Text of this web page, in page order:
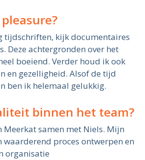
tijdschriften, kijk documentaires
Deze achtergronden over het
boeiend. Verder houd ik ook
en gezelligheid. Alsof de tijd
ben ik helemaal gelukkig.
binnen het team?
Meerkat samen met Niels. Mijn
waarderend proces ontwerpen en
organisatie